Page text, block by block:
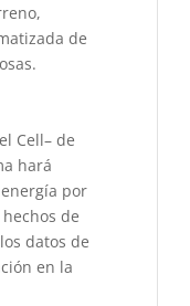
de
Cell– de
hará
por
de
datos de
en la